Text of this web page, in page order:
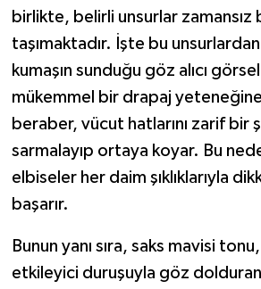
birlikte, belirli unsurlar zamansız
taşımaktadır. İşte bu
kumaşın sunduğu göz alıcı
mükemmel bir drapaj
beraber, vücut hatlarını zarif bir
sarmalayıp ortaya koyar. Bu
elbiseler her daim şıklıklarıyla
başarır.
Bunun yanı sıra, saks mavisi
etkileyici duruşuyla göz